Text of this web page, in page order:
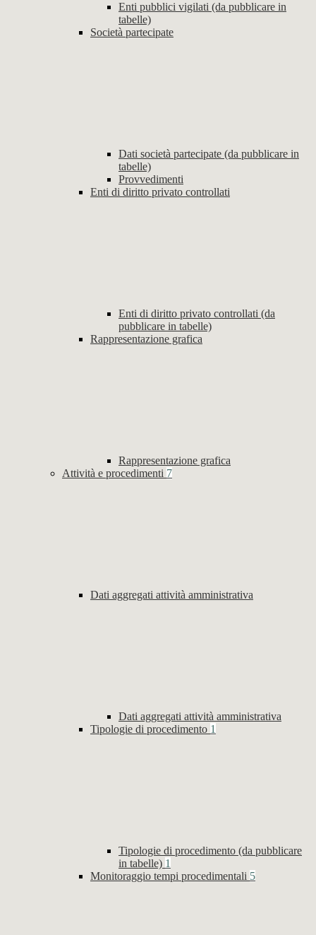
Enti pubblici vigilati (da pubblicare in
tabelle)
Società partecipate
Dati società partecipate (da pubblicare in
tabelle)
Provvedimenti
Enti di diritto privato controllati
Enti di diritto privato controllati (da
pubblicare in tabelle)
Rappresentazione grafica
Rappresentazione grafica
Attività e procedimenti 7
Dati aggregati attività amministrativa
Dati aggregati attività amministrativa
Tipologie di procedimento 1
Tipologie di procedimento (da pubblicare
in tabelle) 1
Monitoraggio tempi procedimentali 5